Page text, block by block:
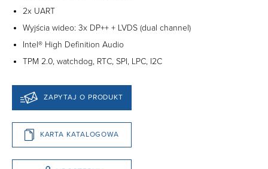
2x UART
Wyjścia wideo: 3x DP++ + LVDS (dual channel)
Intel® High Definition Audio
TPM 2.0, watchdog, RTC, SPI, LPC, I2C
ZAPYTAJ O PRODUKT
KARTA KATALOGOWA